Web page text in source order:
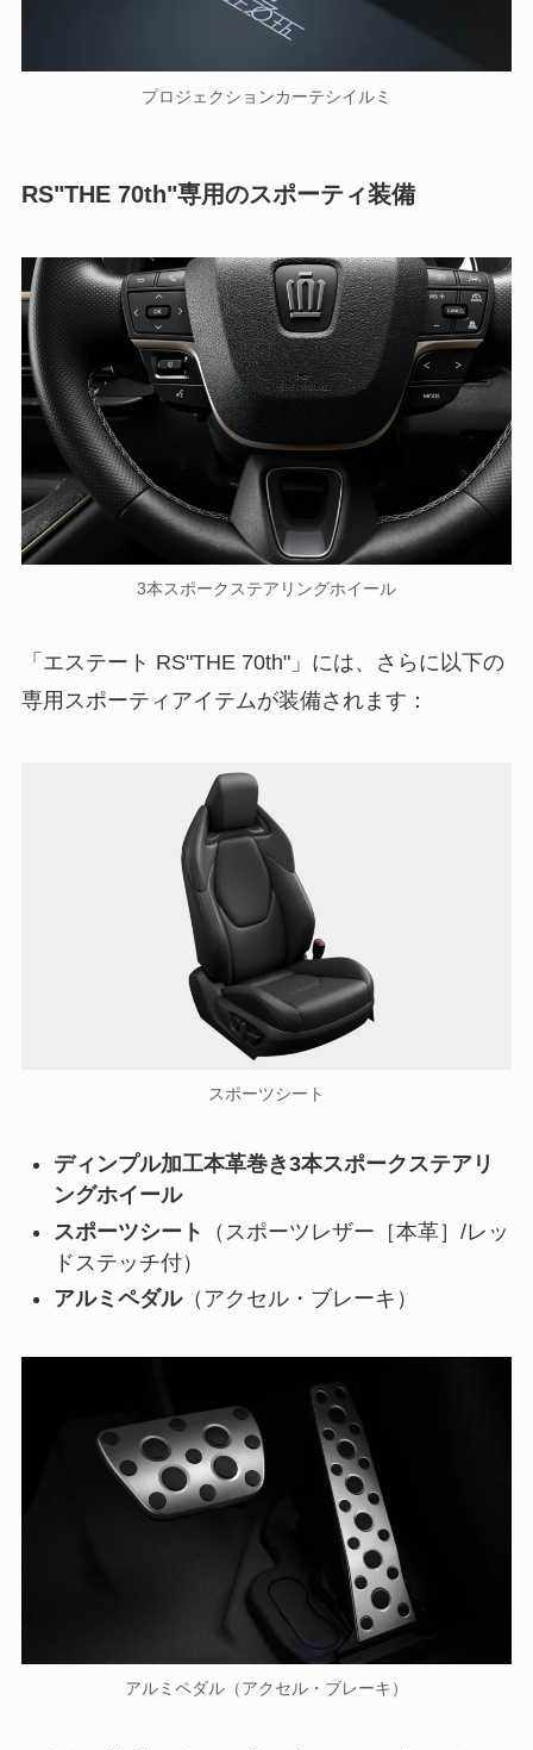
プロジェクションカーテシイルミ
RS"THE 70th"専用のスポーティ装備
3本スポークステアリングホイール
「エステート RS"THE 70th"」には、さらに以下の
専用スポーティアイテムが装備されます：
スポーツシート
ディンプル加工本革巻き3本スポークステアリ
ングホイール
スポーツシート
（スポーツレザー［本革］/レッ
ドステッチ付）
アルミペダル（アクセル・ブレーキ）
アルミペダル（アクセル・ブレーキ）